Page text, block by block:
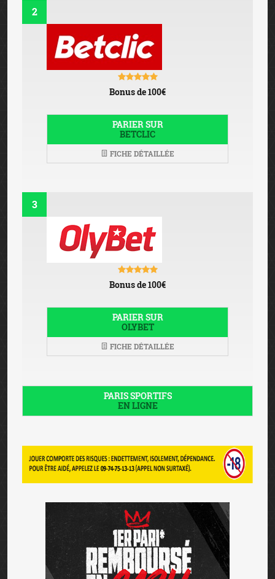
2
Bonus de 100€
PARIER SUR
BETCLIC
FICHE DÉTAILLÉE
3
Bonus de 100€
PARIER SUR
OLYBET
FICHE DÉTAILLÉE
PARIS SPORTIFS
EN LIGNE